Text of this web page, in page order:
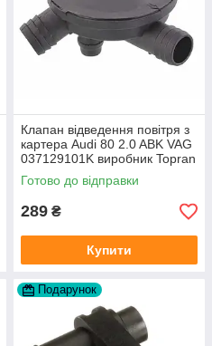
Клапан відведення повітря з
картера Audi 80 2.0 ABK VAG
037129101K виробник Topran
Німеччина
Готово до відправки
289 ₴
Купити
Подарунок